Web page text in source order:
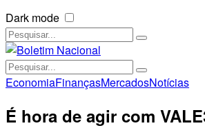
Dark mode
EconomiaFinançasMercadosNotícias
É hora de agir com